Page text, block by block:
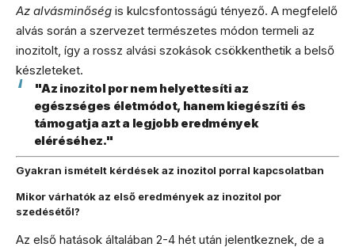
Az alvásminőség is kulcsfontosságú tényező. A megfelelő
alvás során a szervezet természetes módon termeli az
inozitolt, így a rossz alvási szokások csökkenthetik a belső
készleteket.
"Az inozitol por nem helyettesíti az
egészséges életmódot, hanem kiegészíti és
támogatja azt a legjobb eredmények
eléréséhez."
Gyakran ismételt kérdések az inozitol porral kapcsolatban
Mikor várhatók az első eredmények az inozitol por
szedésétől?
Az első hatások általában 2-4 hét után jelentkeznek, de a